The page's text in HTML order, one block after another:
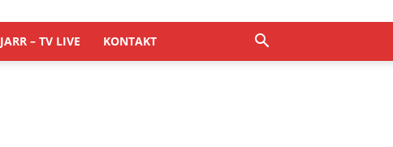
– TV LIVE KONTAKT